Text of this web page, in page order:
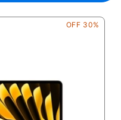
30% OFF